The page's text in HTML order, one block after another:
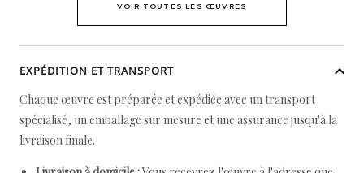
VOIR TOUTES LES ŒUVRES
EXPÉDITION ET TRANSPORT
Chaque œuvre est préparée et expédiée avec un transport
spécialisé, un emballage sur mesure et une assurance jusqu'à la
livraison finale.